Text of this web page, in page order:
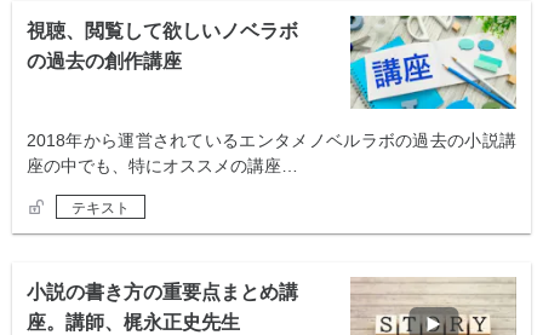
視聴、閲覧して欲しいノベラボ
の過去の創作講座
2018年から運営されているエンタメノベルラボの過去の小説講
座の中でも、特にオススメの講座…
テキスト
小説の書き方の重要点まとめ講
座。講師、梶永正史先生